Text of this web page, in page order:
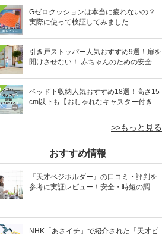
Gゼロクッションは本当に疲れないの？
実際に使って検証してみました
引き戸ストッパー人気おすすめ9選！扉を
開けさせない！ 赤ちゃんのための安全グ
ベッド下収納人気おすすめ18選！高さ15
cm以下も【おしゃれなキャスター付きケ
>>もっと見る
おすすめ情報
『天才ベジホルダー』の口コミ・評判を
参考に実証レビュー！安全・時短の調理
NHK「あさイチ」で紹介された「天才ピ